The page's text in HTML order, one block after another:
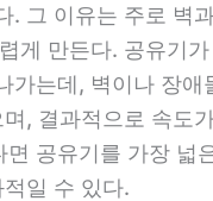
그 이유는 주로 벽
게 만든다. 공유기
는데, 벽이나 장
, 결과적으로 속도
공유기를 가장 넓
일 수 있다.